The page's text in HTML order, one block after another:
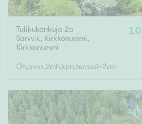
Tulikukankuja 2a
Sarvvik, Kirkkonummi,
Kirkkonummi